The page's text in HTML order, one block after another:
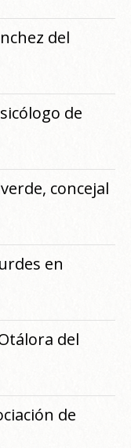
del
de
concejal
en
del
de